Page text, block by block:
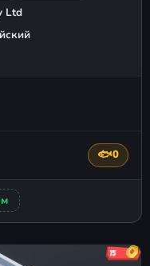
Ltd
🐟0